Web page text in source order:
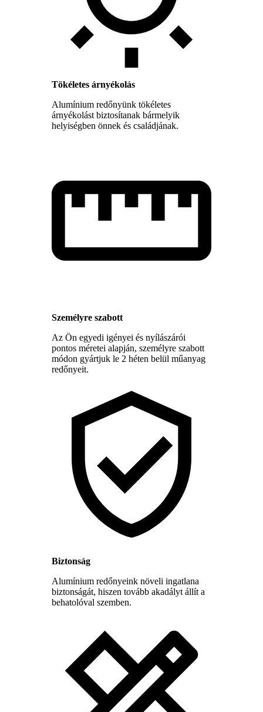
Tökéletes árnyékolás
Alumínium redőnyünk tökéletes
árnyékolást biztosítanak bármelyik
helyiségben önnek és családjának.
Személyre szabott
Az Ön egyedi igényei és nyílászárói
pontos méretei alapján, személyre szabott
módon gyártjuk le 2 héten belül műanyag
redőnyeit.
Biztonság
Alumínium redőnyeink növeli ingatlana
biztonságát, hiszen tovább akadályt állít a
behatolóval szemben.